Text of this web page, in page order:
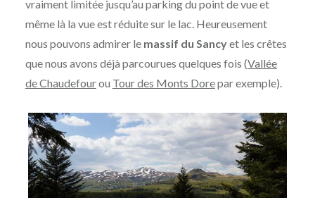
vraiment limitée jusqu’au parking du point de vue et
même là la vue est réduite sur le lac. Heureusement
nous pouvons admirer le massif du Sancyet les crêtes
que nous avons déjà parcourues quelques fois (Vallée
de Chaudefourou Tour des Monts Dorepar exemple).